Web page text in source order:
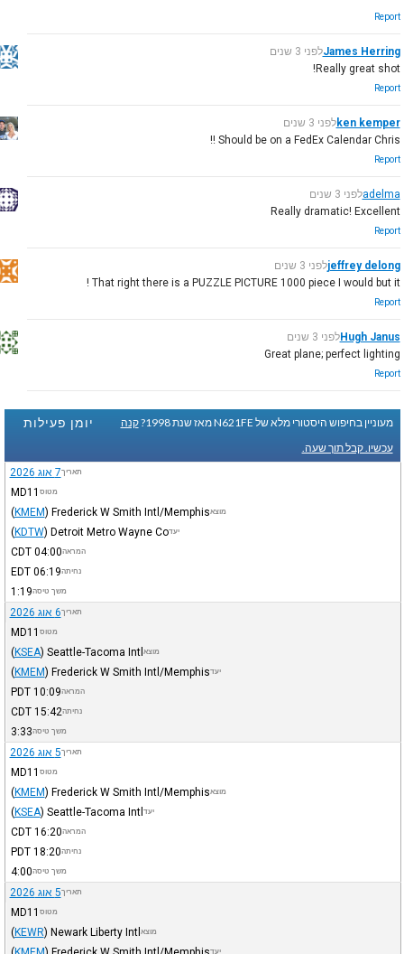
Report
James Herringלפני 3 שנים
Really great shot!
Report
ken kemperלפני 3 שנים
Should be on a FedEx Calendar Chris !!
Report
adelmaלפני 3 שנים
Really dramatic! Excellent
Report
jeffrey delongלפני 3 שנים
That right there is a PUZZLE PICTURE 1000 piece I would but it !
Report
Hugh Janusלפני 3 שנים
Great plane; perfect lighting
Report
יומן פעילות מעוניין בחיפוש היסטורי מלא של N621FE מאז שנת 1998?
קנה
עכשיו. קבל תוך שעה.
תאריך7 אוג 2026
מטוס MD11
מוצאFrederick W Smith Intl/Memphis
(KMEM)
יעדDetroit Metro Wayne Co
(KDTW)
המראה04:00
CDT
נחיתה06:19
EDT
משך טיסה1:19
תאריך6 אוג 2026
מטוס MD11
מוצא Seattle-Tacoma Intl
(KSEA)
יעדFrederick W Smith Intl/Memphis
(KMEM)
המראה10:09
PDT
נחיתה15:42
CDT
משך טיסה3:33
תאריך5 אוג 2026
מטוס MD11
מוצאFrederick W Smith Intl/Memphis
(KMEM)
יעד Seattle-Tacoma Intl
(KSEA)
המראה16:20
CDT
נחיתה18:20
PDT
משך טיסה4:00
תאריך5 אוג 2026
מטוס MD11
מוצא Newark Liberty Intl
(KEWR)
יעד